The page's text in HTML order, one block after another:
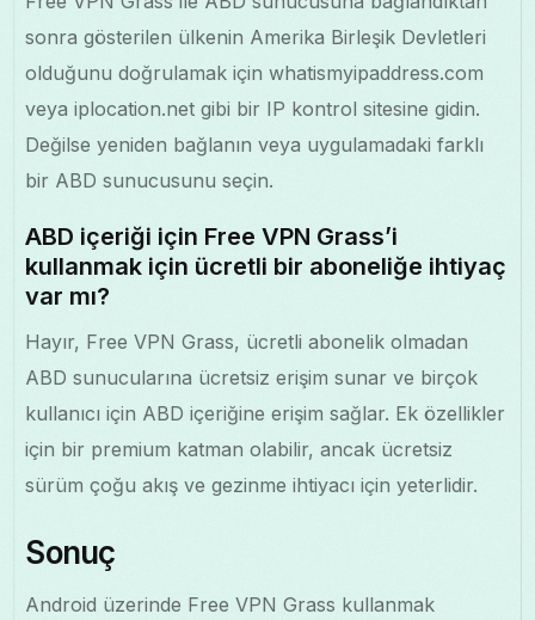
sonra gösterilen ülkenin Amerika Birleşik Devletleri
olduğunu doğrulamak için whatismyipaddress.com
veya iplocation.net gibi bir IP kontrol sitesine gidin.
Değilse yeniden bağlanın veya uygulamadaki farklı
bir ABD sunucusunu seçin.
ABD içeriği için Free VPN Grass’i
kullanmak için ücretli bir aboneliğe ihtiyaç
var mı?
Hayır, Free VPN Grass, ücretli abonelik olmadan
ABD sunucularına ücretsiz erişim sunar ve birçok
kullanıcı için ABD içeriğine erişim sağlar. Ek özellikler
için bir premium katman olabilir, ancak ücretsiz
sürüm çoğu akış ve gezinme ihtiyacı için yeterlidir.
Sonuç
Android üzerinde Free VPN Grass kullanmak